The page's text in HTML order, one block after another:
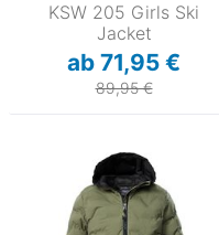
KSW 205 Girls Ski
Jacket
ab 71,95 €
89,95 €